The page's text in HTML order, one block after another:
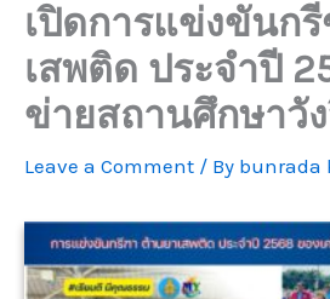
เปิดการแข่งขันก
เสพติด ประจำปี
ข่ายสถานศึกษาวั
Leave a Comment / By bunrada